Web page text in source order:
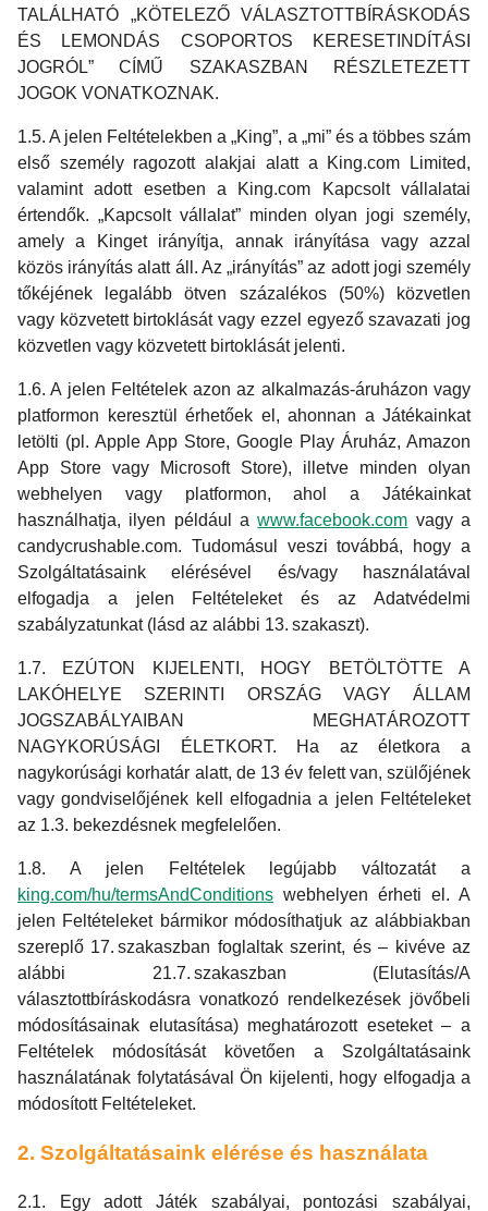
TALÁLHATÓ „KÖTELEZŐ VÁLASZTOTTBÍRÁSKODÁS
ÉS LEMONDÁS CSOPORTOS KERESETINDÍTÁSI
JOGRÓL” CÍMŰ SZAKASZBAN RÉSZLETEZETT
JOGOK VONATKOZNAK.
1.5. A jelen Feltételekben a „King”, a „mi” és a többes szám
első személy ragozott alakjai alatt a King.com Limited,
valamint adott esetben a King.com Kapcsolt vállalatai
értendők. „Kapcsolt vállalat” minden olyan jogi személy,
amely a Kinget irányítja, annak irányítása vagy azzal
közös irányítás alatt áll. Az „irányítás” az adott jogi személy
tőkéjének legalább ötven százalékos (50%) közvetlen
vagy közvetett birtoklását vagy ezzel egyező szavazati jog
közvetlen vagy közvetett birtoklását jelenti.
1.6. A jelen Feltételek azon az alkalmazás-áruházon vagy
platformon keresztül érhetőek el, ahonnan a Játékainkat
letölti (pl. Apple App Store, Google Play Áruház, Amazon
App Store vagy Microsoft Store), illetve minden olyan
webhelyen vagy platformon, ahol a Játékainkat
használhatja, ilyen például awww.facebook.com vagy a
candycrushable.com. Tudomásul veszi továbbá, hogy a
Szolgáltatásaink elérésével és/vagy használatával
elfogadja a jelen Feltételeket és az Adatvédelmi
szabályzatunkat (lásd az alábbi 13. szakaszt).
1.7. EZÚTON KIJELENTI, HOGY BETÖLTÖTTE A
LAKÓHELYE SZERINTI ORSZÁG VAGY ÁLLAM
JOGSZABÁLYAIBAN MEGHATÁROZOTT
NAGYKORÚSÁGI ÉLETKORT. Ha az életkora a
nagykorúsági korhatár alatt, de 13 év felett van, szülőjének
vagy gondviselőjének kell elfogadnia a jelen Feltételeket
az 1.3. bekezdésnek megfelelően.
1.8. A jelen Feltételek legújabb változatát a
king.com/hu/termsAndConditions webhelyen érheti el. A
jelen Feltételeket bármikor módosíthatjuk az alábbiakban
szereplő 17. szakaszban foglaltak szerint, és – kivéve az
alábbi 21.7. szakaszban (Elutasítás/A
választottbíráskodásra vonatkozó rendelkezések jövőbeli
módosításainak elutasítása) meghatározott eseteket – a
Feltételek módosítását követően a Szolgáltatásaink
használatának folytatásával Ön kijelenti, hogy elfogadja a
módosított Feltételeket.
2. Szolgáltatásaink elérése és használata
2.1. Egy adott Játék szabályai, pontozási szabályai,